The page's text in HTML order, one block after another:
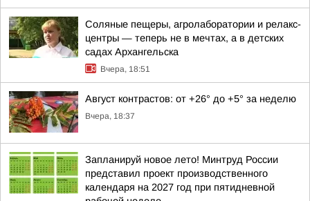
Соляные пещеры, агролаборатории и релакс-
центры — теперь не в мечтах, а в детских
садах Архангельска
Вчера, 18:51
Август контрастов: от +26° до +5° за неделю
Вчера, 18:37
Запланируй новое лето! Минтруд России
представил проект производственного
календаря на 2027 год при пятидневной